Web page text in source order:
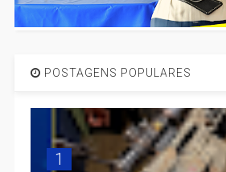
POSTAGENS POPULARES
1